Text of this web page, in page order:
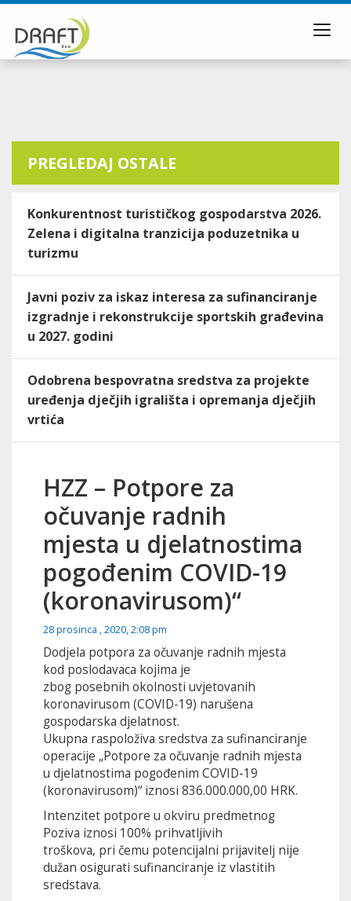
PREGLEDAJ OSTALE
Konkurentnost turističkog gospodarstva 2026.
Zelena i digitalna tranzicija poduzetnika u
turizmu
Javni poziv za iskaz interesa za sufinanciranje
izgradnje i rekonstrukcije sportskih građevina
u 2027. godini
Odobrena bespovratna sredstva za projekte
uređenja dječjih igrališta i opremanja dječjih
vrtića
HZZ – Potpore za
očuvanje radnih
mjesta u djelatnostima
pogođenim COVID-19
(koronavirusom)“
28 prosinca , 2020, 2:08 pm
Dodjela potpora za očuvanje radnih mjesta
kod poslodavaca kojima je
zbog posebnih okolnosti uvjetovanih
koronavirusom (COVID-19) narušena
gospodarska djelatnost.
Ukupna raspoloživa sredstva za sufinanciranje
operacije „Potpore za očuvanje radnih mjesta
u djelatnostima pogođenim COVID-19
(koronavirusom)“ iznosi 836.000.000,00 HRK.
Intenzitet potpore u okviru predmetnog
Poziva iznosi 100% prihvatljivih
troškova, pri čemu potencijalni prijavitelj nije
dužan osigurati sufinanciranje iz vlastitih
sredstava.